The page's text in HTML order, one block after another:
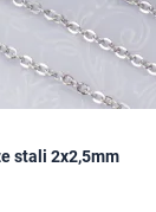
stali 2x2,5mm